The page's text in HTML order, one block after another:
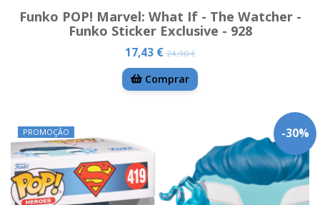
Funko POP! Marvel: What If - The Watcher -
Funko Sticker Exclusive - 928
17,43 €24,90 €
Comprar
-30%
PROMOÇÃO